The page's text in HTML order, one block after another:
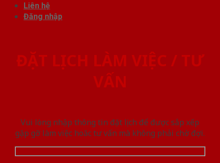
Liên hệ
Đăng nhập
ĐẶT LỊCH LÀM VIỆC / TƯ
VẤN
Vui lòng nhập thông tin đặt lịch để được sắp xếp
gặp gỡ làm việc hoăc tư vấn mà không phải chờ đợi.